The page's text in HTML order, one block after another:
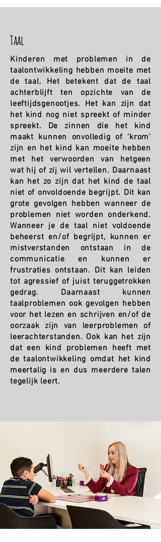
Taal
​Kinderen met problemen in de
taalontwikkeling hebben moeite met
de taal. Het betekent dat de taal
achterblijft ten opzichte van de
leeftijdsgenootjes. Het kan zijn dat
het kind nog niet spreekt of minder
spreekt. De zinnen die het kind
maakt kunnen onvolledig of ‘krom’
zijn en het kind kan moeite hebben
met het verwoorden van hetgeen
wat hij of zij wil vertellen. Daarnaast
kan het zo zijn dat het kind de taal
niet of onvoldoende begrijpt. Dit kan
grote gevolgen hebben wanneer de
problemen niet worden onderkend.
Wanneer je de taal niet voldoende
beheerst en/of begrijpt, kunnen er
mistverstanden ontstaan in de
communicatie en kunnen er
frustraties ontstaan. Dit kan leiden
tot agressief of juist teruggetrokken
gedrag. Daarnaast kunnen
taalproblemen ook gevolgen hebben
voor het lezen en schrijven en/of de
oorzaak zijn van leerproblemen of
leerachterstanden. Ook kan het zijn
dat een kind problemen heeft met
de taalontwikkeling omdat het kind
meertalig is en dus meerdere talen
tegelijk leert.